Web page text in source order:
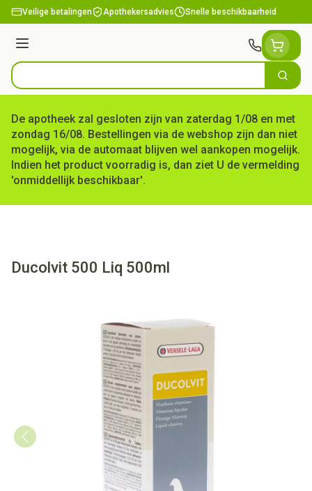
Ga naar de inhoud
Veilige betalingen Apothekersadvies Snelle beschikbaarheid
Menu
Product, merk, categorie... Zoek
De apotheek zal gesloten zijn van zaterdag 1/08 en met
zondag 16/08. Bestellingen via de webshop zijn dan niet
mogelijk, via de automaat blijven wel aankopen mogelijk.
Indien het product voorradig is, dan ziet U de vermelding
'onmiddellijk beschikbaar'.
Ducolvit 500 Liq 500ml